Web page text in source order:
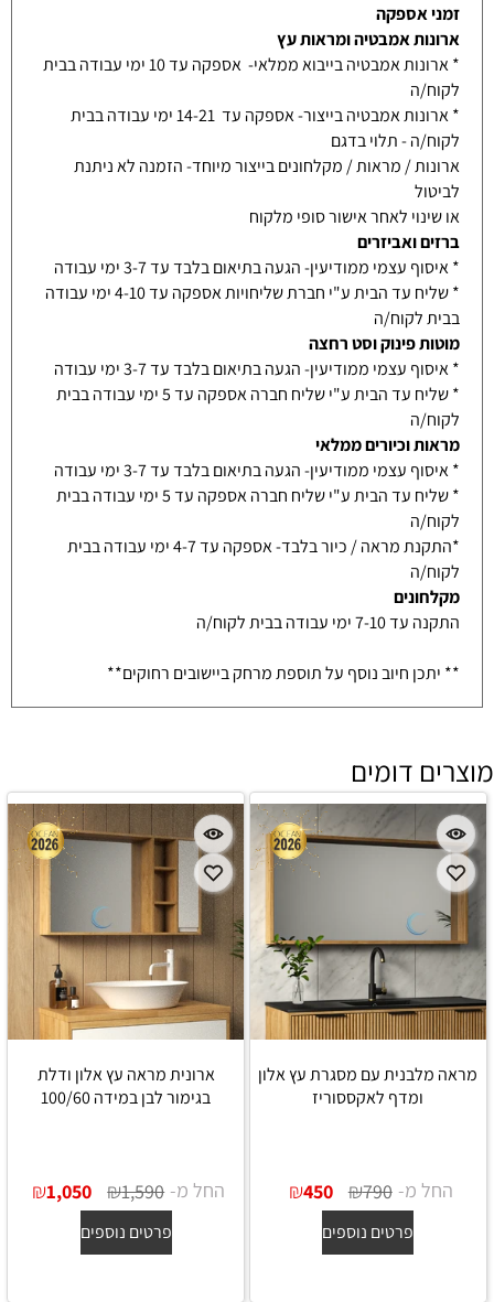
זמני אספקה
ארונות אמבטיה ומראות עץ
* ארונות אמבטיה בייבוא ממלאי- אספקה עד 10 ימי עבודה בבית
לקוח/ה
* ארונות אמבטיה בייצור- אספקה עד 14-21 ימי עבודה בבית
לקוח/ה - תלוי בדגם
ארונות / מראות / מקלחונים בייצור מיוחד- הזמנה לא ניתנת
לביטול
או שינוי לאחר אישור סופי מלקוח
ברזים ואביזרים
* איסוף עצמי ממודיעין- הגעה בתיאום בלבד עד 3-7 ימי עבודה
* שליח עד הבית ע"י חברת שליחויות אספקה עד 4-10 ימי עבודה
בבית לקוח/ה
מוטות פינוק וסט רחצה
* איסוף עצמי ממודיעין- הגעה בתיאום בלבד עד 3-7 ימי עבודה
* שליח עד הבית ע"י שליח חברה אספקה עד 5 ימי עבודה בבית
לקוח/ה
מראות וכיורים ממלאי
* איסוף עצמי ממודיעין- הגעה בתיאום בלבד עד 3-7 ימי עבודה
* שליח עד הבית ע"י שליח חברה אספקה עד 5 ימי עבודה בבית
לקוח/ה
*התקנת מראה / כיור בלבד- אספקה עד 4-7 ימי עבודה בבית
לקוח/ה
מקלחונים
התקנה עד 7-10 ימי עבודה בבית לקוח/ה
** יתכן חיוב נוסף על תוספת מרחק ביישובים רחוקים**
מוצרים דומים
מראה מלבנית עם מסגרת עץ אלון
ומדף לאקססוריז
החל מ- ₪790
₪450
פרטים נוספים
ארונית מראה עץ אלון ודלת
בגימור לבן במידה 100/60
החל מ- ₪1,590
₪1,050
פרטים נוספים